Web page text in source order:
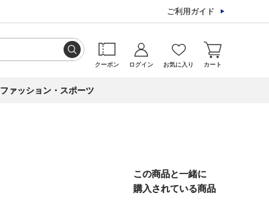
ご利用ガイド
クーポン ログイン お気に入り カート
ファッション・スポーツ
この商品と一緒に
購入されている商品